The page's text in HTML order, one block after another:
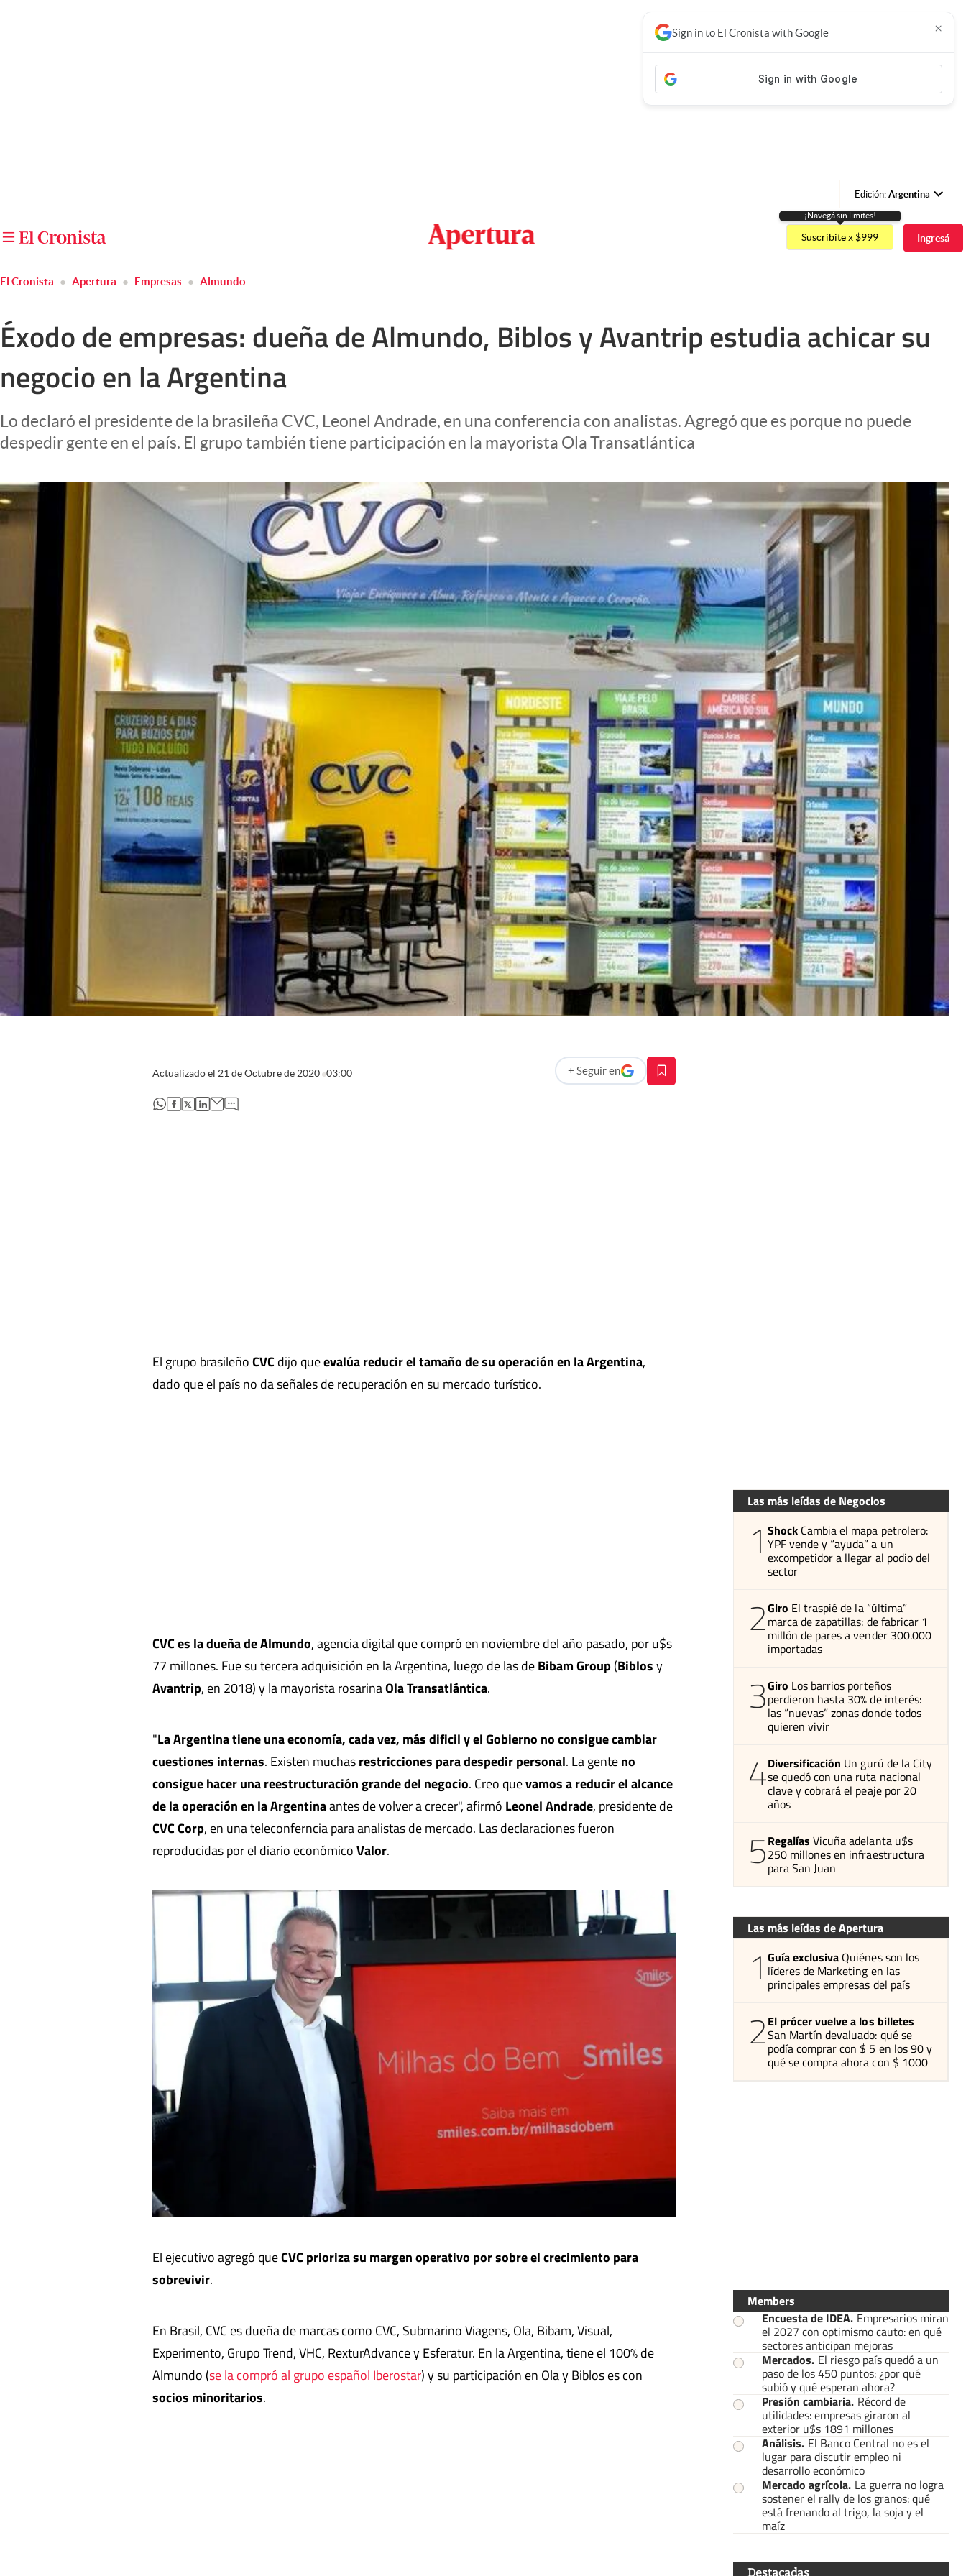
Edición: Argentina
Argentina
España
Uruguay
Otras secciones
Infotechnology
Clima
Eventos Corporativos
Mediakit
abre en nueva pestaña
¡Navegá sin limites!
Suscribite x $999 Ingresá
Sign in to El Cronista with Google ×
El Cronista Apertura Empresas Almundo
Éxodo de empresas: dueña de Almundo, Biblos y Avantrip estudia achicar su
negocio en la Argentina
Lo declaró el presidente de la brasileña CVC, Leonel Andrade, en una conferencia con analistas. Agregó que es porque no puede
despedir gente en el país. El grupo también tiene participación en la mayorista Ola Transatlántica
Actualizado el 21 de Octubre de 2020 03:00 + Seguir en
abre en nueva pestaña
abre en nueva pestaña
abre en nueva pestaña
abre en nueva pestaña
abre en nueva pestaña
El grupo brasileñoCVC dijo queevalúa reducir el tamaño de su operación en la Argentina,
dado que el país no da señales de recuperación en su mercado turístico.
CVC es la dueña de Almundo, agencia digital que compró en noviembre del año pasado, por u$s
77 millones. Fue su tercera adquisición en la Argentina, luego de las deBibam Group(Biblosy
Avantrip, en 2018) y la mayorista rosarinaOla Transatlántica.
"La Argentina tiene una economía, cada vez, más dificil y el Gobierno no consigue cambiar
cuestiones internas. Existen muchasrestricciones para despedir personal. La genteno
consigue hacer una reestructuración grande del negocio. Creo quevamos a reducir el alcance
de la operación en la Argentinaantes de volver a crecer", afirmó Leonel Andrade, presidente de
CVC Corp, en una teleconferncia para analistas de mercado. Las declaraciones fueron
reproducidas por el diario económicoValor.
El ejecutivo agregó queCVC prioriza su margen operativo por sobre el crecimiento para
sobrevivir.
En Brasil, CVC es dueña de marcas como CVC, Submarino Viagens, Ola, Bibam, Visual,
Experimento, Grupo Trend, VHC, RexturAdvance y Esferatur. En la Argentina, tiene el 100% de
Almundo (se la compró al grupo español Iberostar) y su participación en Ola y Biblos es con
socios minoritarios.
Las más leídas de Negocios
1 Shock Cambia el mapa petrolero:
YPF vende y “ayuda” a un
excompetidor a llegar al podio del
sector
2Giro El traspié de la “última”
marca de zapatillas: de fabricar 1
millón de pares a vender 300.000
importadas
3Giro Los barrios porteños
perdieron hasta 30% de interés:
las “nuevas” zonas donde todos
quieren vivir
4Diversificación Un gurú de la City
se quedó con una ruta nacional
clave y cobrará el peaje por 20
años
5Regalías Vicuña adelanta u$s
250 millones en infraestructura
para San Juan
Las más leídas de Apertura
1 Guía exclusiva Quiénes son los
líderes de Marketing en las
principales empresas del país
2El prócer vuelve a los billetes
San Martín devaluado: qué se
podía comprar con $ 5 en los 90 y
qué se compra ahora con $ 1000
Members
Encuesta de IDEA. Empresarios miran
el 2027 con optimismo cauto: en qué
sectores anticipan mejoras
Mercados. El riesgo país quedó a un
paso de los 450 puntos: ¿por qué
subió y qué esperan ahora?
Presión cambiaria. Récord de
utilidades: empresas giraron al
exterior u$s 1891 millones
Análisis. El Banco Central no es el
lugar para discutir empleo ni
desarrollo económico
Mercado agrícola. La guerra no logra
sostener el rally de los granos: qué
está frenando al trigo, la soja y el
maíz
Destacadas